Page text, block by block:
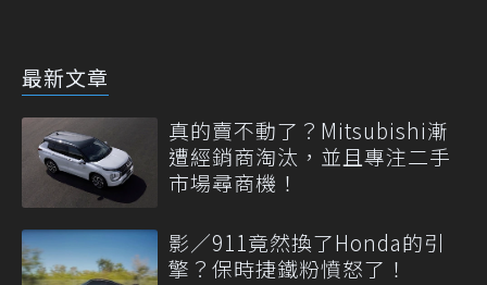
最新文章
真的賣不動了？Mitsubishi漸
遭經銷商淘汰，並且專注二手
市場尋商機！
影／911竟然換了Honda的引
擎？保時捷鐵粉憤怒了！